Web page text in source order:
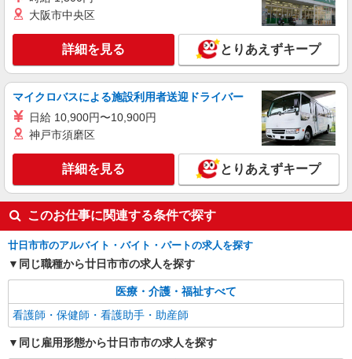
キープ 詳細を見る
パート 派遣社員
日研トータルソーシング株式会社 メディカルケア事業部/広島オフィ
ス【看護助手】
看護助手（ナースエイド）
時給1,300円 ★週払いOK（規定あり） ※給与
広島県廿日市市 【最寄駅】地御前駅 ★マイカ
ー・バイク通勤もOK！（規定あり）
キープ 詳細を見る
アルバイト パート 派遣社員
日研トータルソーシング株式会社 メディカルケア事業部/広島オフィ
ス【看護助手】
看護助手（ナースエイド）
時給1,300円 ★週払いOK（規定あり） ※給与
幅は経験・能力による
広島県廿日市市 【最寄駅】阿品駅 ★マイカ
ー・バイク通勤もOK！（規定あり）
大阪市中央区
詳細を見る とりあえずキープ
マイクロバスによる施設利用者送迎ドライバー
日給 10,900円〜10,900円
神戸市須磨区
詳細を見る とりあえずキープ
このお仕事に関連する条件で探す
廿日市市のアルバイト・バイト・パートの求人を探す
同じ職種から廿日市市の求人を探す
医療・介護・福祉すべて
看護師・保健師・看護助手・助産師
同じ雇用形態から廿日市市の求人を探す